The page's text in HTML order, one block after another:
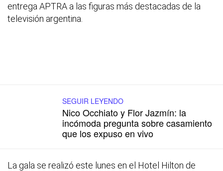
entrega APTRA a las figuras más destacadas de la
televisión argentina.
SEGUIR LEYENDO
Nico Occhiato y Flor Jazmín: la
incómoda pregunta sobre casamiento
que los expuso en vivo
La gala se realizó este lunes en el Hotel Hilton de